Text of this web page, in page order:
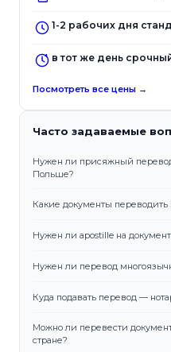
1-2 рабочих дня
в тот же день
Посмотреть все цены →
Часто задаваемые
Нужен ли присяжный
Польше?
Какие документы переводить
Нужен ли apostille на
Нужен ли перевод
Куда подавать перевод —
Можно ли перевести
стране?